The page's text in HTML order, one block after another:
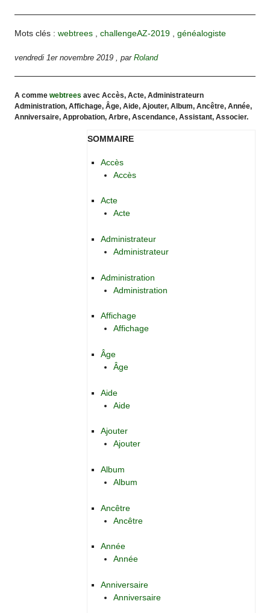
Mots clés :webtrees ,challengeAZ-2019 ,généalogiste
vendredi 1er novembre 2019 ,parRoland
A commewebtrees avec Accès, Acte, Administrateurn
Administration, Affichage, Âge, Aide, Ajouter, Album, Ancêtre, Année,
Anniversaire, Approbation, Arbre, Ascendance, Assistant, Associer.
SOMMAIRE
Accès
Accès
Acte
Acte
Administrateur
Administrateur
Administration
Administration
Affichage
Affichage
Âge
Âge
Aide
Aide
Ajouter
Ajouter
Album
Album
Ancêtre
Ancêtre
Année
Année
Anniversaire
Anniversaire